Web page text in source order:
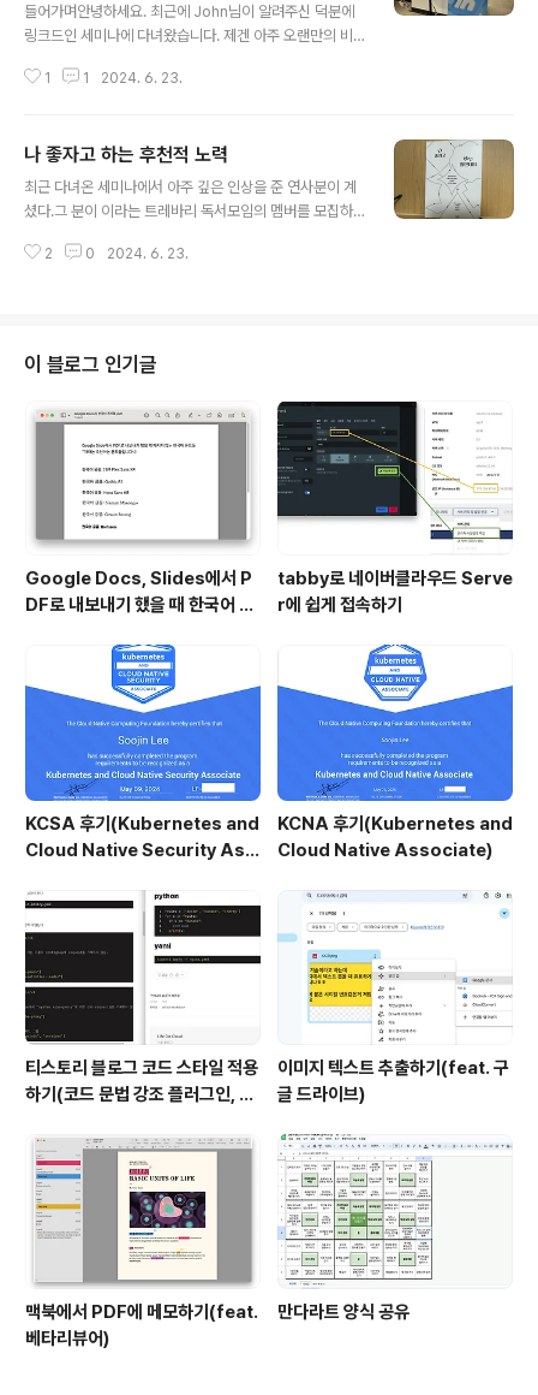
분 26초부터 26분 32초까지) 리정 : 근데, 그러면 지금..
카 : 지금 이제 없어진 거지. 예선 탈락.리정 : 근데 안..하고
들어가며안녕하세요. 최근에 John님이 알려주신 덕분에
링크드인 세미나에 다녀왔습니다. 제겐 아주 오랜만의 비I
정리해봅니다. LinkedIn이란? LinkedIn은 커리어 기반
고, 페이스북에 근황, 인스타에 사진을 올리는 것처럼 링크
드인에서는 업무 이야기를 주고받으며 네트워킹합니다.커
리어 기반 서비스이기 때문에, 기업은 채용공고를 올리고,
끼리 메시지를 주고받으며 커피챗도 활발히 진행하는 플랫
1 1 2024. 6. 23.
나 좋자고 하는 후천적 노력
최근 다녀온 세미나에서 아주 깊은 인상을 준 연사분이 계
셨다.그 분이 이라는 트레바리 독서모임의 멤버를 모집하
독후감.첫번째 모임 책 제목은 다. 나 좋자고 하는 일인데
서 일과 진로를 고민하는 2030을www.yes24.com -
-- 어릴 때는 무심결에 싫어했고, 회사에서 주니어 생활
을 하는 지금은 마음 속으로 거리를 두는 사람들이 있다. 바
로 불평만 하는 사람, 그리고 자기연민에 빠진 사람들이
다. 반대로 호감이 가다못해 경이로움을 사람들은 '그럼에
도 불구하고' 좋은 점을 발견하..
2 0 2024. 6. 23.
이 블로그 인기글
Google Docs, Slides에서 P
DF로 내보내기 했을 때 한국어 글
tabby로 네이버클라우드 Serve
r에 쉽게 접속하기
KCSA 후기(Kubernetes and
Cloud Native Security Ass
KCNA 후기(Kubernetes and
Cloud Native Associate)
티스토리 블로그 코드 스타일 적용
하기(코드 문법 강조 플러그인, hi
이미지 텍스트 추출하기(feat. 구
글 드라이브)
맥북에서 PDF에 메모하기(feat.
베타리뷰어)
만다라트 양식 공유